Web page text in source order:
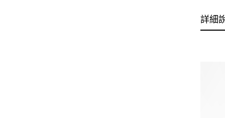
詳細